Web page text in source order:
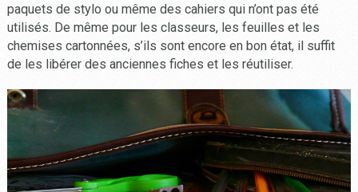
paquets de stylo ou même des cahiers qui n’ont pas été
utilisés. De même pour les classeurs, les feuilles et les
chemises cartonnées, s’ils sont encore en bon état, il suffit
de les libérer des anciennes fiches et les réutiliser.